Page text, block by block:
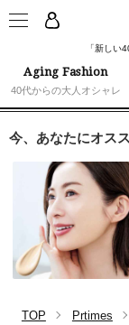
「新しい
Aging Fashion
40代からの大人オシャレ
今、あなたにオス
TOP Prtimes